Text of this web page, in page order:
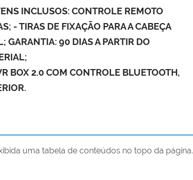
INCLUSOS: CONTROLE REMOTO
- TIRAS DE FIXAÇÃO PARA A CABEÇA
GARANTIA: 90 DIAS A PARTIR DO
BOX 2.0 COM CONTROLE BLUETOOTH,
uma tabela de conteúdos no topo da página.